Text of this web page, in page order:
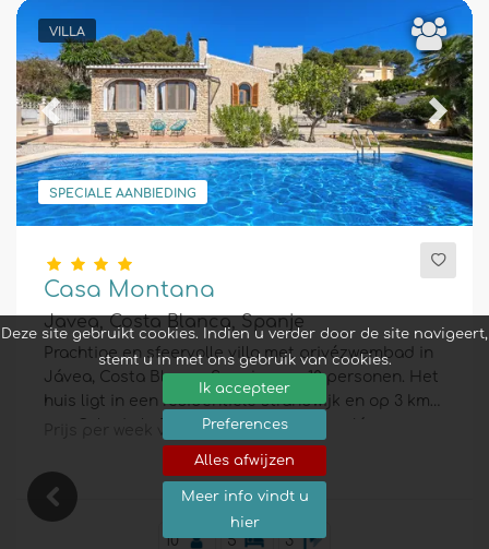
Deze site gebruikt cookies. Indien u verder door de site navigeert,
stemt u in met ons gebruik van cookies.
Ik accepteer
Preferences
Alles afwijzen
Meer info vindt u
hier
VILLA
SPECIALE AANBIEDING
Previous Next
Casa Montana
Javea, Costa Blanca, Spanje
Prachtige en sfeervolle villa met privézwembad in
Jávea, Costa Blanca, Spanje voor 10 personen. Het
huis ligt in een residentiële strandwijk en op 3 km
van Cala de la Barraca, het strand van Jávea.
Prijs per week vanaf:€ 2.127
10 5 3